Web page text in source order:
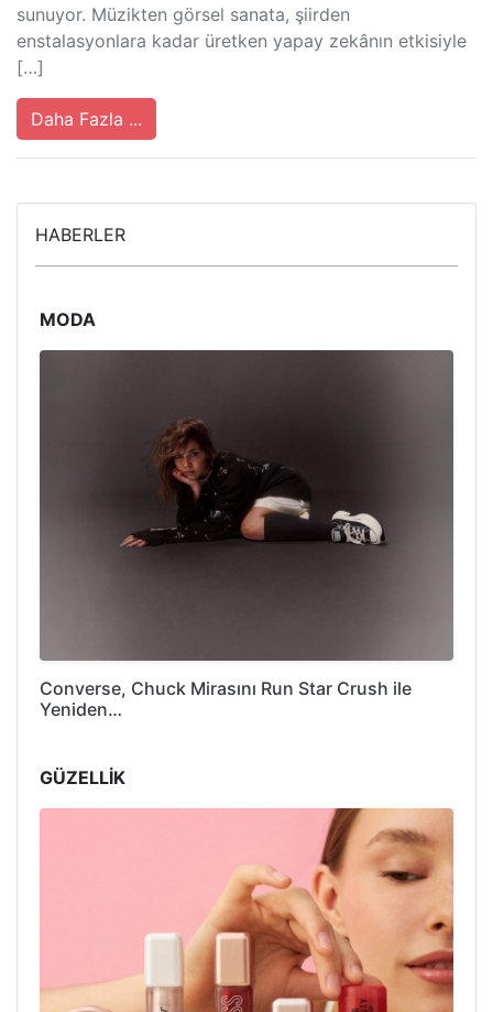
sunuyor. Müzikten görsel sanata, şiirden
enstalasyonlara kadar üretken yapay zekânın etkisiyle
[…]
Daha Fazla ...
HABERLER
MODA
Converse, Chuck Mirasını Run Star Crush ile
Yeniden…
GÜZELLİK